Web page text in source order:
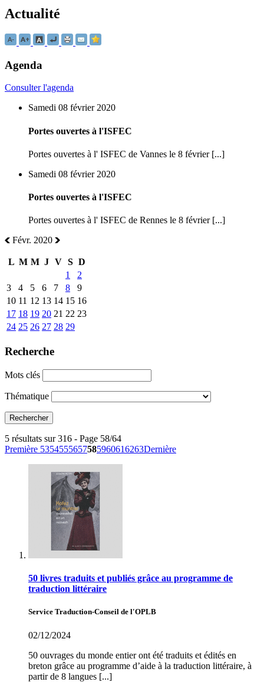
Actualité
Agenda
Consulter l'agenda
Samedi 08 février 2020
Portes ouvertes à l'ISFEC
Portes ouvertes à l' ISFEC de Vannes le 8 février [...]
Samedi 08 février 2020
Portes ouvertes à l'ISFEC
Portes ouvertes à l' ISFEC de Rennes le 8 février [...]
Févr. 2020
L M M J V S D
1
2
3
4 5 6 7 8
9
10 11 12 13 14 15 16
17 18 19 20 21 22 23
24 25 26 27 28 29
Recherche
Mots clés
Thématique
5 résultats sur 316 - Page 58/64
Première 5354555657585960616263Dernière
50 livres traduits et publiés grâce au programme de
traduction littéraire
Service Traduction-Conseil de l'OPLB
02/12/2024
50 ouvrages du monde entier ont été traduits et édités en
breton grâce au programme d’aide à la traduction littéraire, à
partir de 8 langues [...]